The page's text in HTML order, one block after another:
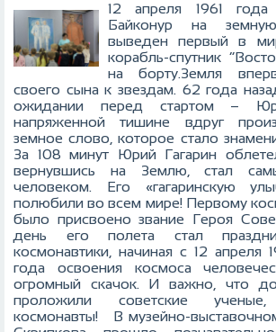
12 апреля 1961
Байконур на
выведен первый в
корабль‑спутник
на борту.Земля
своего сына к звездам. 62 года
ожидании перед стартом –
напряженной тишине вдруг
земное слово, которое стало
За 108 минут Юрий Гагарин
вернувшись на Землю, стал
человеком. Его «гагаринскую
полюбили во всем мире! Первому
было присвоено звание Героя
день его полета стал
космонавтики, начиная c 12 апреля
года освоения космоса
огромный скачок. И важно, что
проложили советские ученые,
космонавты! В музейно-